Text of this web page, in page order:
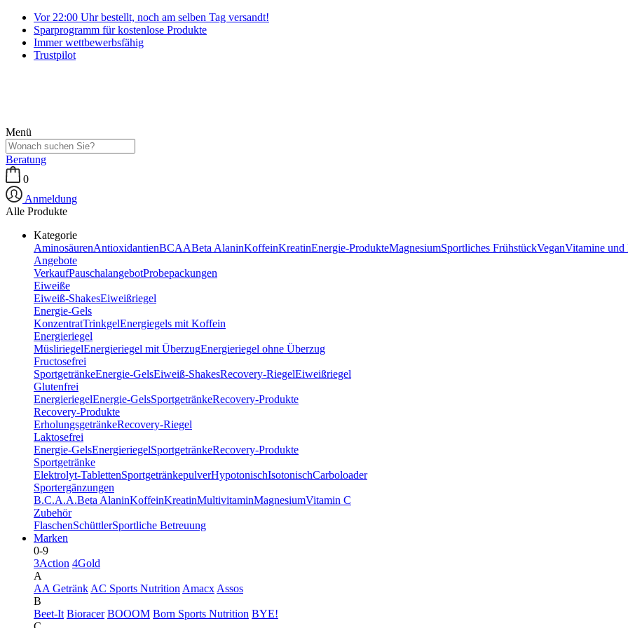
Vor 22:00 Uhr bestellt, noch am selben Tag versandt!
Sparprogramm für kostenlose Produkte
Immer wettbewerbsfähig
Trustpilot
Menü
Beratung
0
Anmeldung
Alle Produkte
Kategorie
AminosäurenAntioxidantienBCAABeta AlaninKoffeinKreatinEnergie-ProdukteMagnesiumSportliches FrühstückVeganVitamine und
Angebote
VerkaufPauschalangebotProbepackungen
Eiweiße
Eiweiß-ShakesEiweißriegel
Energie-Gels
KonzentratTrinkgelEnergiegels mit Koffein
Energieriegel
MüsliriegelEnergieriegel mit ÜberzugEnergieriegel ohne Überzug
Fructosefrei
SportgetränkeEnergie-GelsEiweiß-ShakesRecovery-RiegelEiweißriegel
Glutenfrei
EnergieriegelEnergie-GelsSportgetränkeRecovery-Produkte
Recovery-Produkte
ErholungsgetränkeRecovery-Riegel
Laktosefrei
Energie-GelsEnergieriegelSportgetränkeRecovery-Produkte
Sportgetränke
Elektrolyt-TablettenSportgetränkepulverHypotonischIsotonischCarboloader
Sportergänzungen
B.C.A.A.Beta AlaninKoffeinKreatinMultivitaminMagnesiumVitamin C
Zubehör
FlaschenSchüttlerSportliche Betreuung
Marken
0-9
3Action 4Gold
A
AA Getränk AC Sports Nutrition Amacx Assos
B
Beet-It Bioracer BOOOM Born Sports Nutrition BYE!